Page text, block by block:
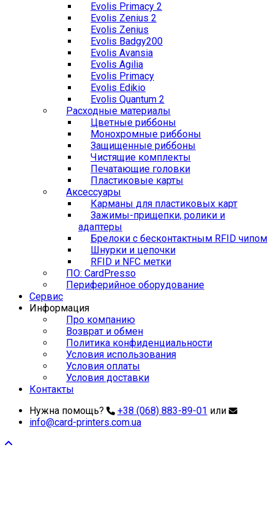
Evolis Primacy 2
Evolis Zenius 2
Evolis Zenius
Evolis Badgy200
Evolis Avansia
Evolis Agilia
Evolis Primacy
Evolis Edikio
Evolis Quantum 2
Расходные материалы
Цветные риббоны
Монохромные риббоны
Защищенные риббоны
Чистящие комплекты
Печатающие головки
Пластиковые карты
Аксессуары
Карманы для пластиковых карт
Зажимы-прищепки, ролики и
адаптеры
Брелоки с бесконтактным RFID чипом
Шнурки и цепочки
RFID и NFC метки
ПО: CardPresso
Периферийное оборудование
Сервис
Информация
Про компанию
Возврат и обмен
Политика конфиденциальности
Условия использования
Условия оплаты
Условия доставки
Контакты
Нужна помощь?
+38 (068) 883-89-01 или
info@card-printers.com.ua